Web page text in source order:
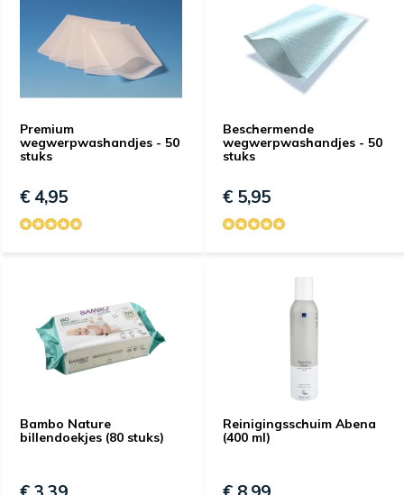
Premium
wegwerpwashandjes - 50
stuks
€ 4,95
Beschermende
wegwerpwashandjes - 50
stuks
€ 5,95
Bambo Nature
billendoekjes (80 stuks)
Reinigingsschuim Abena
(400 ml)